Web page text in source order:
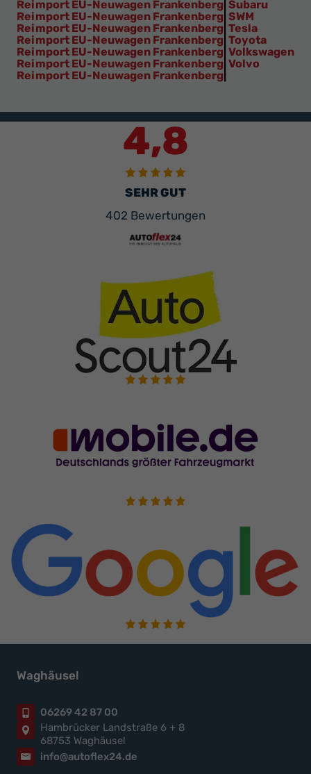
Reimport EU-Neuwagen Frankenberg Subaru
Reimport EU-Neuwagen Frankenberg SWM
Reimport EU-Neuwagen Frankenberg Tesla
Reimport EU-Neuwagen Frankenberg Toyota
Reimport EU-Neuwagen Frankenberg Volkswagen
Reimport EU-Neuwagen Frankenberg Volvo
Reimport EU-Neuwagen Frankenberg
4,8
SEHR GUT
402 Bewertungen
Waghäusel
06269 42 87 00
Hambrücker Landstraße 6 + 8
68753 Waghäusel
info@autoflex24.de